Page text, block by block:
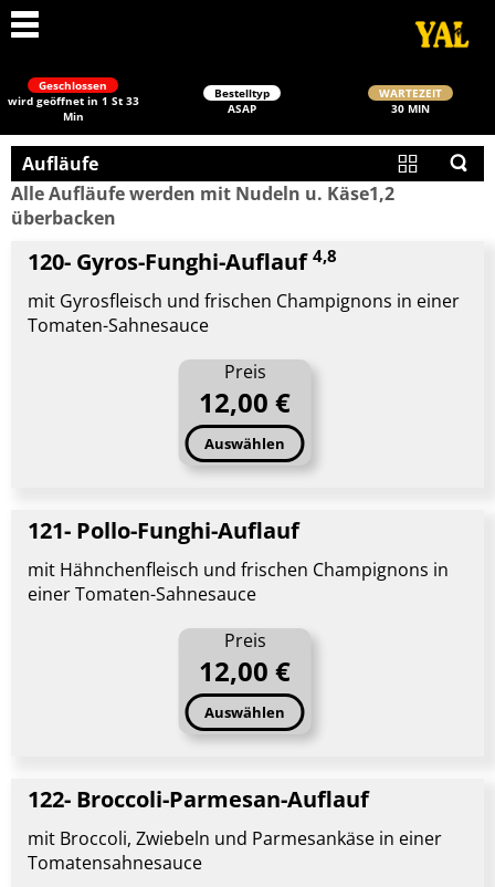
Geschlossen
wird geöffnet in 1 St 33
Min
Bestelltyp
ASAP
WARTEZEIT
30 MIN
Aufläufe
Alle Aufläufe werden mit Nudeln u. Käse1,2
überbacken
120- Gyros-Funghi-Auflauf 4,8
mit Gyrosfleisch und frischen Champignons in einer
Tomaten-Sahnesauce
Preis
12,00 €
Auswählen
121- Pollo-Funghi-Auflauf
mit Hähnchenfleisch und frischen Champignons in
einer Tomaten-Sahnesauce
Preis
12,00 €
Auswählen
122- Broccoli-Parmesan-Auflauf
mit Broccoli, Zwiebeln und Parmesankäse in einer
Tomatensahnesauce